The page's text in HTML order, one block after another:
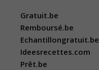
Gratuit.be
Remboursé.be
Echantillongratuit.be
Ideesrecettes.com
Prêt.be